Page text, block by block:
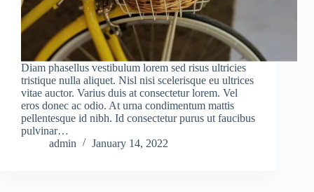
Diam phasellus vestibulum lorem sed risus ultricies
tristique nulla aliquet. Nisl nisi scelerisque eu ultrices
vitae auctor. Varius duis at consectetur lorem. Vel
eros donec ac odio. At urna condimentum mattis
pellentesque id nibh. Id consectetur purus ut faucibus
pulvinar…
admin
January 14, 2022